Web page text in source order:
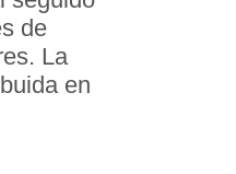
de
La
en